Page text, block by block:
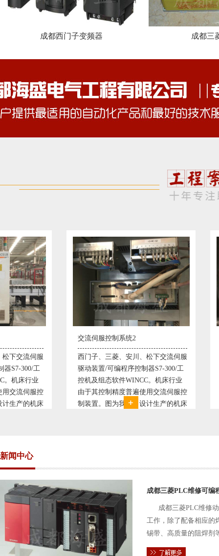
成都西门子变频器 成都三
西门子、三菱、安川、松下交流伺服
驱动装置/可编程序控制器S7-300/工
控机及组态软件WINCC。机床行业
由于其控制精度普遍使用交流伺服控
制装置。图为我公司设计生产的机床
变频恒压供水系
极调速技术原理
使供水随着使用
持供水设定压力
点、远传压力表
新闻中心
成都三菱PLC维修可编
成都三菱PLC维修
工作，除了配备相应的
锡带、高质量的阻焊剂
件的电路及通信电缆。